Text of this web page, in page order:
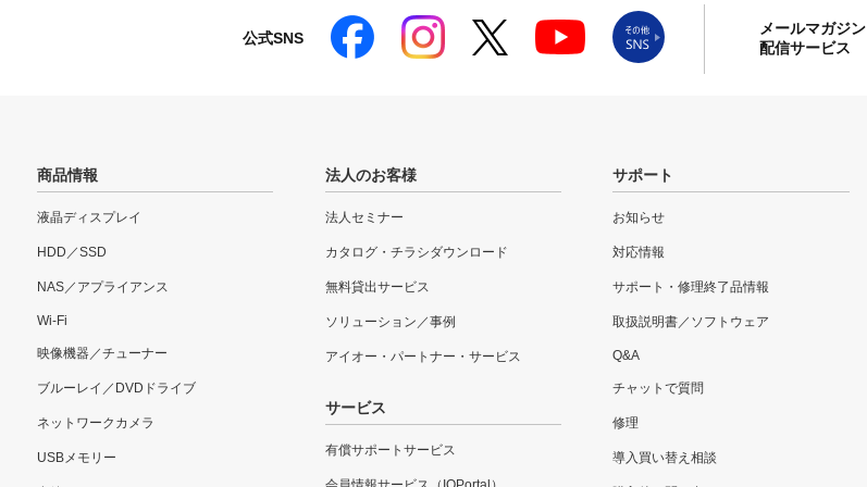
公式SNS
メールマガジン
配信サービス
商品情報
液晶ディスプレイ
HDD／SSD
NAS／アプライアンス
Wi-Fi
映像機器／チューナー
ブルーレイ／DVDドライブ
ネットワークカメラ
USBメモリー
法人のお客様
法人セミナー
カタログ・チラシダウンロード
無料貸出サービス
ソリューション／事例
アイオー・パートナー・サービス
サービス
有償サポートサービス
サポート
お知らせ
対応情報
サポート・修理終了品情報
取扱説明書／ソフトウェア
Q&A
チャットで質問
修理
導入買い替え相談